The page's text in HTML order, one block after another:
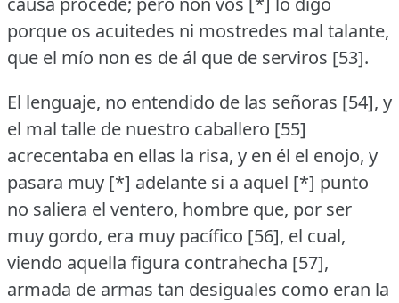
porque os acuitedes ni mostredes mal talante,
que el mío non es de ál que de serviros [53].
El lenguaje, no entendido de las señoras [54], y
el mal talle de nuestro caballero [55]
acrecentaba en ellas la risa, y en él el enojo, y
pasara muy [*] adelante si a aquel [*] punto
no saliera el ventero, hombre que, por ser
muy gordo, era muy pacífico [56], el cual,
viendo aquella figura contrahecha [57],
armada de armas tan desiguales como eran la